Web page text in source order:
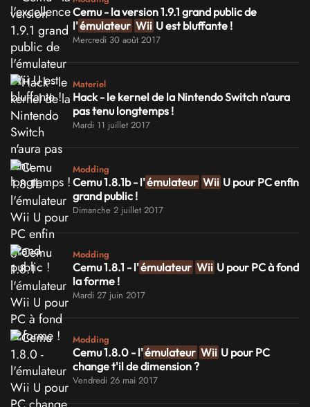
Cemu - la version 1.9.1 grand public de
l'émulateur Wii U est bluffante !
Mercredi 30 août 2017
Materiel
Hack - le kernel de la Nintendo Switch n'aura
pas tenu longtemps !
Mardi 11 juillet 2017
Modding
Cemu 1.8.1b - l'émulateur Wii U pour PC enfin
grand public !
Dimanche 2 juillet 2017
Modding
Cemu 1.8.1 - l'émulateur Wii U pour PC à fond
la forme !
Mardi 27 juin 2017
Modding
Cemu 1.8.0 - l'émulateur Wii U pour PC
change t'il de dimension ?
Vendredi 26 mai 2017